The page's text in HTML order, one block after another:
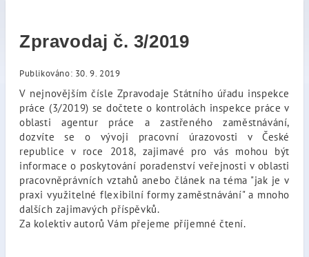
Zpravodaj č. 3/2019
Publikováno: 30. 9. 2019
V nejnovějším čísle Zpravodaje Státního úřadu inspekce
práce (3/2019) se dočtete o kontrolách inspekce práce v
oblasti agentur práce a zastřeného zaměstnávání,
dozvíte se o vývoji pracovní úrazovosti v České
republice v roce 2018, zajimavé pro vás mohou být
informace o poskytování poradenství veřejnosti v oblasti
pracovněprávních vztahů anebo článek na téma "jak je v
praxi využitelné flexibilní formy zaměstnávání" a mnoho
dalších zajimavých příspěvků.
Za kolektiv autorů Vám přejeme příjemné čtení.